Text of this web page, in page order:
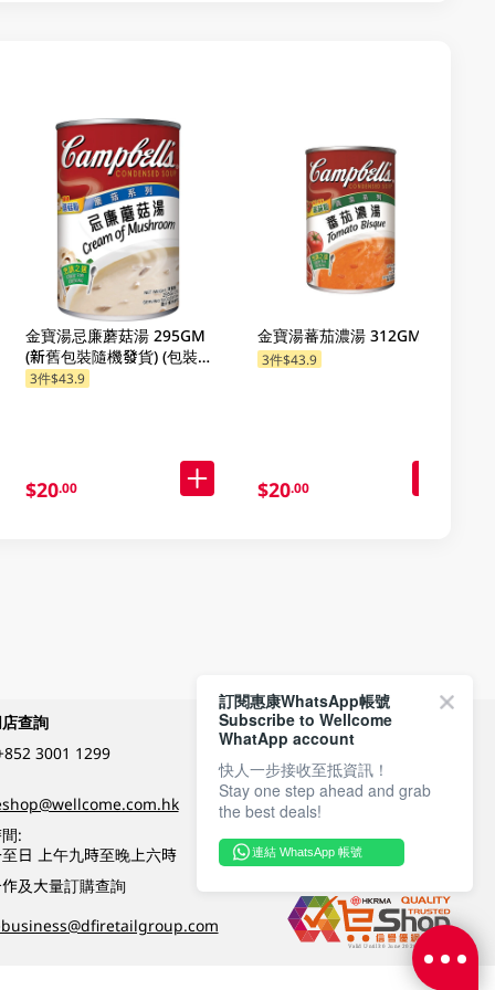
金寶湯忌廉蘑菇湯 295GM
(新舊包裝隨機發貨) (包裝隨
機發放)
3件$43.9
$20.00
金寶湯蕃茄濃湯 312GM
3件$43.9
$20.00
查詢
3001 1299
:
日 上午九時至晚上六時
及大量訂購查詢
付款方式
關注我們
訂閱惠康WhatsApp帳號
Subscribe to Wellcome
WhatApp account
快人一步接收至抵資訊！
Stay one step ahead and grab
the best deals!
連結 WhatsApp 帳號